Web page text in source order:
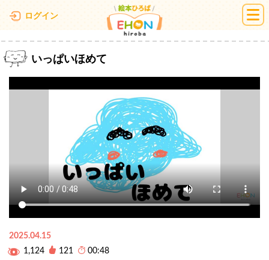
ログイン 絵本ひろば
いっぱいほめて
2025.04.15
1,124
121 00:48